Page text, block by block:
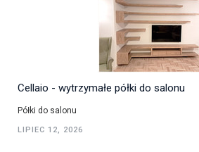
Cellaio - wytrzymałe półki do salonu
Półki do salonu
LIPIEC 12, 2026